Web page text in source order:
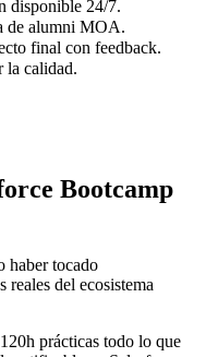
disponible 24/7.
de alumni MOA.
final con feedback.
la calidad.
Bootcamp
haber tocado
reales del ecosistema
prácticas todo lo que